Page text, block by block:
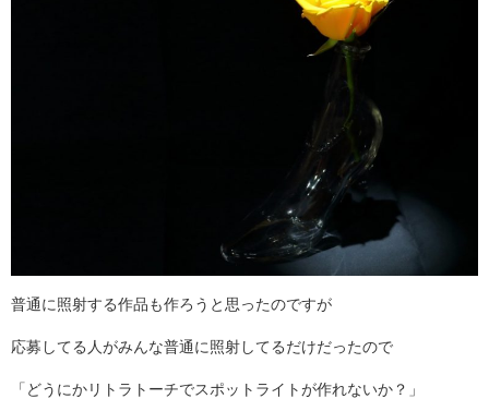
普通に照射する作品も作ろうと思ったのですが
応募してる人がみんな普通に照射してるだけだったので
「どうにかリトラトーチでスポットライトが作れないか？」